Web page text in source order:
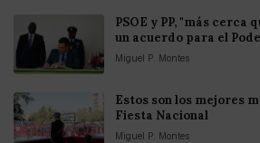
PSOE y PP, "más cerca
un acuerdo para el
Miguel P. Montes
Estos son los mejores
Fiesta Nacional
Miguel P. Montes